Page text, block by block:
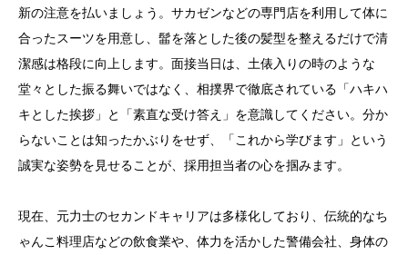
新の注意を払いましょう。サカゼンなどの専門店を利用して体に
合ったスーツを用意し、髷を落とした後の髪型を整えるだけで清
潔感は格段に向上します。面接当日は、土俵入りの時のような
堂々とした振る舞いではなく、相撲界で徹底されている「ハキハ
キとした挨拶」と「素直な受け答え」を意識してください。分か
らないことは知ったかぶりをせず、「これから学びます」という
誠実な姿勢を見せることが、採用担当者の心を掴みます。
現在、元力士のセカンドキャリアは多様化しており、伝統的なち
ゃんこ料理店などの飲食業や、体力を活かした警備会社、身体の